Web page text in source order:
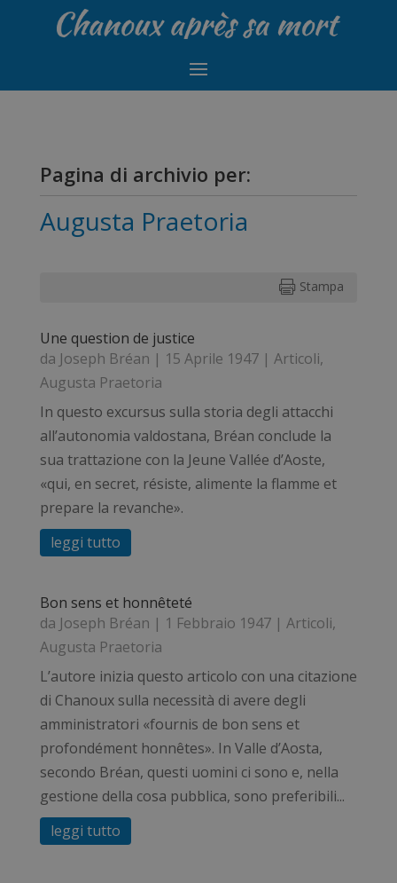
Pagina di archivio per:
Augusta Praetoria
 Stampa
Une question de justice
da Joseph Bréan | 15 Aprile 1947| Articoli,
Augusta Praetoria
In questo excursus sulla storia degli attacchi
all’autonomia valdostana, Bréan conclude la
sua trattazione con la Jeune Vallée d’Aoste,
«qui, en secret, résiste, alimente la flamme et
prepare la revanche».
leggi tutto
Bon sens et honnêteté
da Joseph Bréan | 1 Febbraio 1947| Articoli,
Augusta Praetoria
L’autore inizia questo articolo con una citazione
di Chanoux sulla necessità di avere degli
amministratori «fournis de bon sens et
profondément honnêtes». In Valle d’Aosta,
secondo Bréan, questi uomini ci sono e, nella
gestione della cosa pubblica, sono preferibili...
leggi tutto